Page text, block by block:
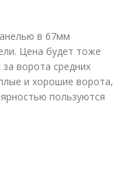
в 67мм
Цена будет тоже
ворота средних
и хорошие ворота,
пользуются